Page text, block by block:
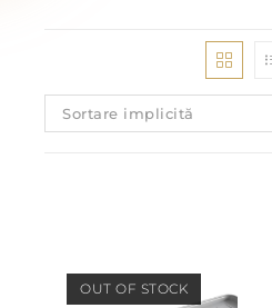
Sortare implicită
OUT OF STOCK